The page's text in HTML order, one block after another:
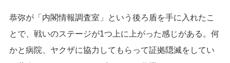
恭弥が「内閣情報調査室」という後ろ盾を手に入れたこ
とで、戦いのステージが1つ上に上がった感じがある。何
かと病院、ヤクザに協力してもらって証拠隠滅をしてい